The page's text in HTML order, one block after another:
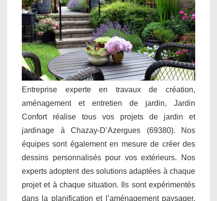
Entreprise experte en travaux de création,
aménagement et entretien de jardin, Jardin
Confort réalise tous vos projets de jardin et
jardinage à Chazay-D’Azergues (69380). Nos
équipes sont également en mesure de créer des
dessins personnalisés pour vos extérieurs. Nos
experts adoptent des solutions adaptées à chaque
projet et à chaque situation. Ils sont expérimentés
dans la planification et l’aménagement paysager.